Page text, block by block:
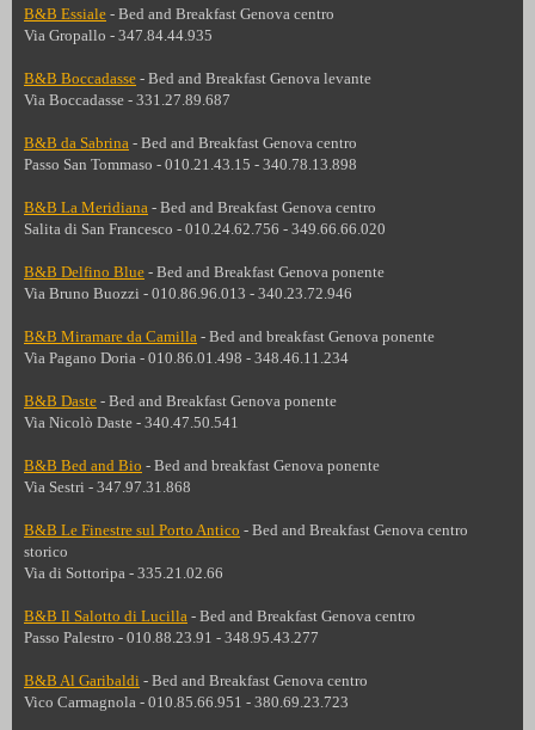
B&B Essiale - Bed and Breakfast Genova centro
Via Gropallo - 347.84.44.935
B&B Boccadasse - Bed and Breakfast Genova levante
Via Boccadasse - 331.27.89.687
B&B da Sabrina - Bed and Breakfast Genova centro
Passo San Tommaso - 010.21.43.15 - 340.78.13.898
B&B La Meridiana - Bed and Breakfast Genova centro
Salita di San Francesco - 010.24.62.756 - 349.66.66.020
B&B Delfino Blue - Bed and Breakfast Genova ponente
Via Bruno Buozzi - 010.86.96.013 - 340.23.72.946
B&B Miramare da Camilla - Bed and breakfast Genova ponente
Via Pagano Doria - 010.86.01.498 - 348.46.11.234
B&B Daste - Bed and Breakfast Genova ponente
Via Nicolò Daste - 340.47.50.541
B&B Bed and Bio - Bed and breakfast Genova ponente
Via Sestri - 347.97.31.868
B&B Le Finestre sul Porto Antico - Bed and Breakfast Genova centro
storico
Via di Sottoripa - 335.21.02.66
B&B Il Salotto di Lucilla - Bed and Breakfast Genova centro
Passo Palestro - 010.88.23.91 - 348.95.43.277
B&B Al Garibaldi - Bed and Breakfast Genova centro
Vico Carmagnola - 010.85.66.951 - 380.69.23.723